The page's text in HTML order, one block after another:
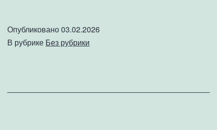
Аннексия
Опубликовано03.02.2026
В рубрике Без рубрики